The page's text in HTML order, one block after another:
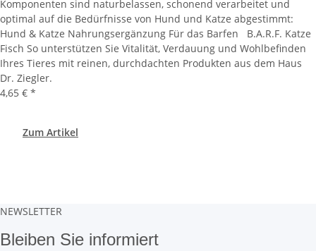
Komponenten sind naturbelassen, schonend verarbeitet und
optimal auf die Bedürfnisse von Hund und Katze abgestimmt:
Hund & Katze Nahrungsergänzung Für das Barfen B.A.R.F. Katze
Fisch So unterstützen Sie Vitalität, Verdauung und Wohlbefinden
Ihres Tieres mit reinen, durchdachten Produkten aus dem Haus
Dr. Ziegler.
4,65 € *
Zum Artikel
NEWSLETTER
Bleiben Sie informiert